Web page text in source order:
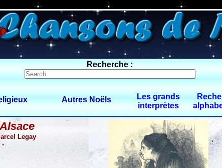
0 $limitbot 1 $limittot 2
Recherche :
Autres Noëls
Les grands
interprètes
Legay
-